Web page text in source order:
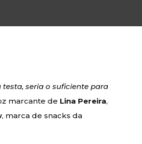
seria o suficiente para
marcante de Lina Pereira,
, marca de snacks da